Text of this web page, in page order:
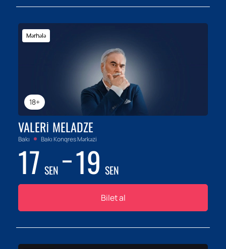
18+
Mərhələ
VALERI MELADZE
Bakı Bakı Konqres Mərkəzi
17 SEN 19 SEN
Bilet al